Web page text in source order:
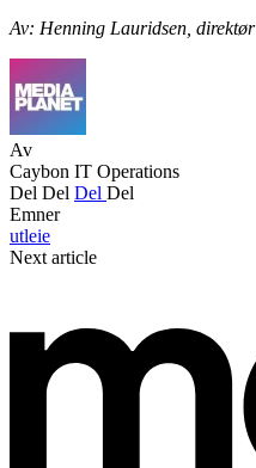
Av: Henning Lauridsen,
Av
Caybon IT Operations
Del Del Del Del
Emner
utleie
Next article